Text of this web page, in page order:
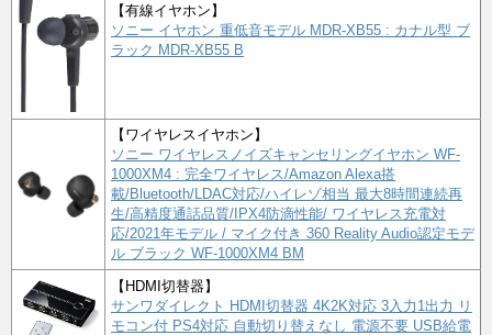
【有線イヤホン】
ソニー イヤホン 重低音モデル MDR-XB55 : カナル型 ブ
ラック MDR-XB55 B
【ワイヤレスイヤホン】
ソニー ワイヤレスノイズキャンセリングイヤホン WF-
1000XM4 : 完全ワイヤレス/Amazon Alexa搭
載/Bluetooth/LDAC対応/ハイレゾ相当 最大8時間連続再
生/高精度通話品質/IPX4防滴性能/ ワイヤレス充電対
応/2021年モデル / マイク付き 360 Reality Audio認定モデ
ル ブラック WF-1000XM4 BM
【HDMI切替器】
サンワダイレクト HDMI切替器 4K2K対応 3入力1出力 リ
モコン付 PS4対応 自動切り替えなし 電源不要 USB給電